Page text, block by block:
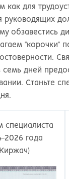
как для
руководящих
обзавестись
"корочки"
семь дней
Станьте
специалиста
2026 года